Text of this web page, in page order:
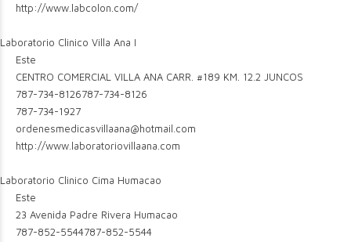
http://www.labcolon.com/
Laboratorio Clinico Villa Ana I
Este
CENTRO COMERCIAL VILLA ANA CARR. #189 KM. 12.2 JUNCOS
787-734-8126787-734-8126
787-734-1927
ordenesmedicasvillaana@hotmail.com
http://www.laboratoriovillaana.com
Laboratorio Clinico Cima Humacao
Este
23 Avenida Padre Rivera Humacao
787-852-5544787-852-5544